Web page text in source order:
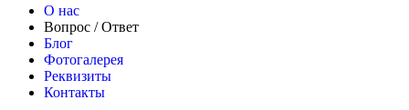
О нас
Вопрос / Ответ
Блог
Фотогалерея
Реквизиты
Контакты